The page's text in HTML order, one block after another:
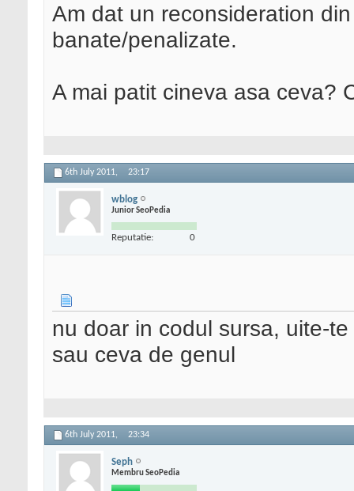
Am dat un reconsideration
banate/penalizate.
A mai patit cineva asa ceva?
6th July 2011, 23:17
wblog
Junior SeoPedia
Reputatie: 0
nu doar in codul sursa, uite-
sau ceva de genul
6th July 2011, 23:34
Seph
Membru SeoPedia